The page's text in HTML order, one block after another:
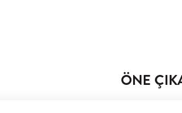
ÖNE